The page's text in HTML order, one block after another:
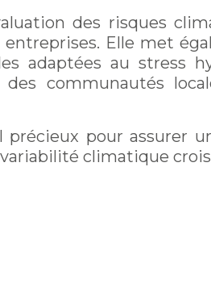
des risques
Elle met
adaptées au stress
des communautés
pour assurer
climatique